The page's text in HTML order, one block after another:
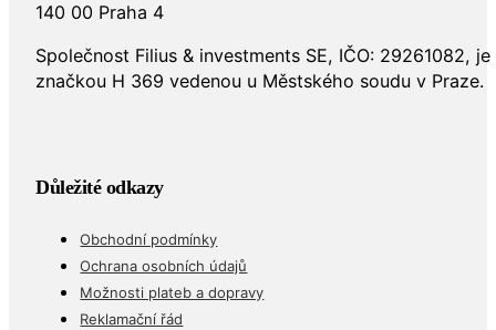
140 00 Praha 4
Společnost Filius & investments SE, IČO: 29261082,
značkou H 369 vedenou u Městského soudu v Praze.
Důležité odkazy
Obchodní podmínky
Ochrana osobních údajů
Možnosti plateb a dopravy
Reklamační řád